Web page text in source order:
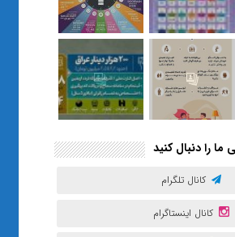
مصنوعی تهران
را دنبال کنید
کانال تلگرام
کانال اینستاگرام